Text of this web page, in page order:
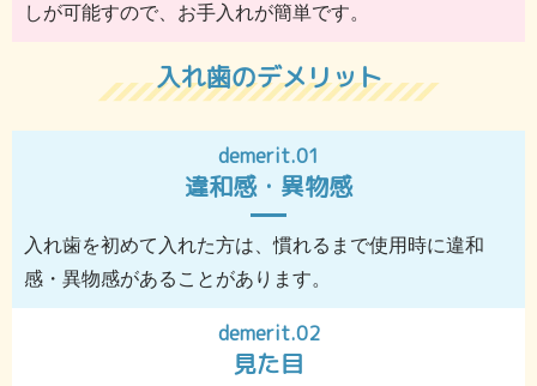
しが可能すので、お手入れが簡単です。
入れ歯のデメリット
demerit.01
違和感・異物感
入れ歯を初めて入れた方は、慣れるまで使用時に違和
感・異物感があることがあります。
demerit.02
見た目